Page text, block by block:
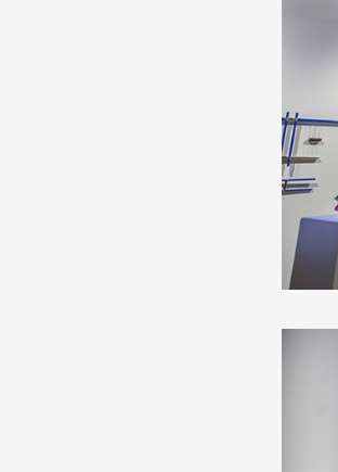
Production
1% œuvres
Réseau